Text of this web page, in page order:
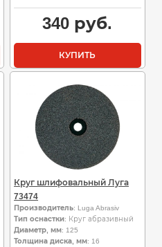
340 руб.
КУПИТЬ
Круг шлифовальный Луга
73474
Производитель: Luga Abrasiv
Тип оснастки: Круг абразивный
Диаметр, мм: 125
Толщина диска, мм: 16